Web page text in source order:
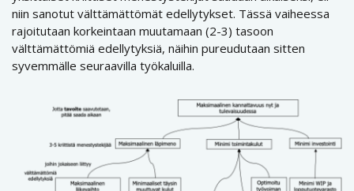
niin sanotut välttämättömät edellytykset. Tässä vaiheessa
rajoitutaan korkeintaan muutamaan (2-3) tasoon
välttämättömiä edellytyksiä, näihin pureudutaan sitten
syvemmälle seuraavilla työkaluilla.